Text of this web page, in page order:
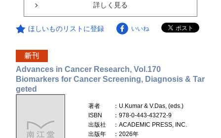
詳しく見る
ほしいものリストに登録 いいね
Advances in Cancer Research, Vol.170
Biomarkers for Cancer Screening, Diagnosis & Tar
geted
著者
：U.Kumar & V.Das, (eds.)
ISBN
：978-0-443-43272-9
出版社
：ACADEMIC PRESS, INC.
出版年
：2026年